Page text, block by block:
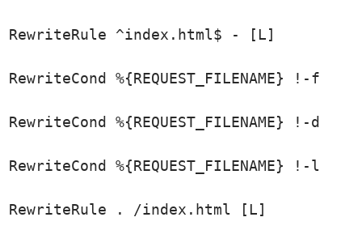
RewriteRule ^index.html$ - [L]
RewriteCond %{REQUEST_FILENAME} !-f
RewriteCond %{REQUEST_FILENAME} !-d
RewriteCond %{REQUEST_FILENAME} !-l
RewriteRule . /index.html [L]